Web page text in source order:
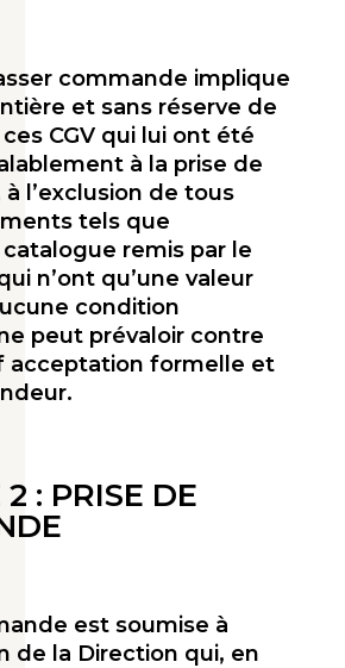
commande implique
et sans réserve de
ces CGV qui lui ont été
à la prise de
l’exclusion de tous
tels que
remis par le
n’ont qu’une valeur
condition
peut prévaloir contre
acceptation formelle et
: PRISE DE
est soumise à
de la Direction qui, en